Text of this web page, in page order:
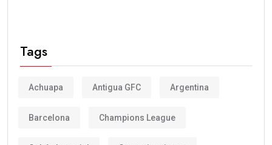
Tags
Achuapa Antigua GFC Argentina
Barcelona Champions League